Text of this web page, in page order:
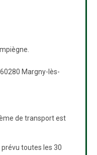
Margny-lès-
de transport est
toutes les 30